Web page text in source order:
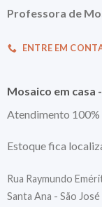
Professora de
ENTRE EM
Mosaico em casa
Atendimento 100%
Estoque fica
Rua Raymundo
Santa Ana - São